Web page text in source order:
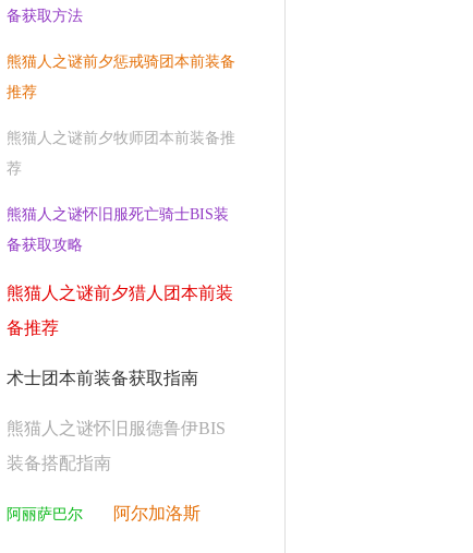
备获取方法
熊猫人之谜前夕惩戒骑团本前装备
推荐
熊猫人之谜前夕牧师团本前装备推
荐
熊猫人之谜怀旧服死亡骑士BIS装
备获取攻略
熊猫人之谜前夕猎人团本前装
备推荐
术士团本前装备获取指南
熊猫人之谜怀旧服德鲁伊BIS
装备搭配指南
阿丽萨巴尔 阿尔加洛斯